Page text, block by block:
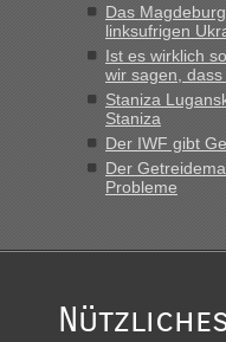
Das
linksufrigen
Ist es wirklich
wir sagen,
Staniza
Staniza
Der IWF gibt
Der
Probleme